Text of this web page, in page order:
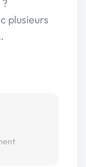
plusieurs